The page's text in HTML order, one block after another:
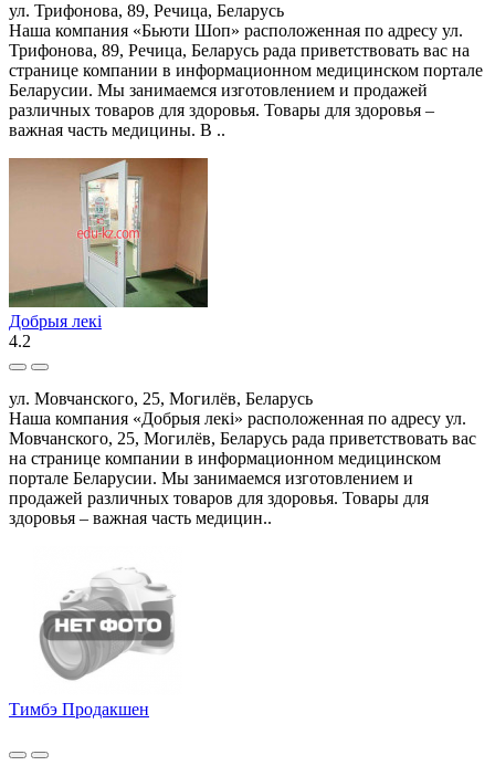
ул. Трифонова, 89, Речица, Беларусь
Наша компания «Бьюти Шоп» расположенная по адресу ул.
Трифонова, 89, Речица, Беларусь рада приветствовать вас на
странице компании в информационном медицинском портале
Беларусии. Мы занимаемся изготовлением и продажей
различных товаров для здоровья. Товары для здоровья –
важная часть медицины. В ..
Добрыя лекi
4.2
ул. Мовчанского, 25, Могилёв, Беларусь
Наша компания «Добрыя лекi» расположенная по адресу ул.
Мовчанского, 25, Могилёв, Беларусь рада приветствовать вас
на странице компании в информационном медицинском
портале Беларусии. Мы занимаемся изготовлением и
продажей различных товаров для здоровья. Товары для
здоровья – важная часть медицин..
Тимбэ Продакшен